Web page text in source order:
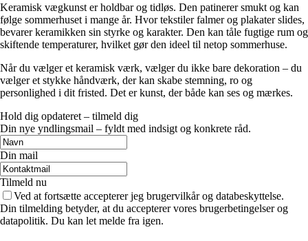
Keramisk vægkunst er holdbar og tidløs. Den patinerer smukt og kan
følge sommerhuset i mange år. Hvor tekstiler falmer og plakater slides,
bevarer keramikken sin styrke og karakter. Den kan tåle fugtige rum og
skiftende temperaturer, hvilket gør den ideel til netop sommerhuse.
Når du vælger et keramisk værk, vælger du ikke bare dekoration – du
vælger et stykke håndværk, der kan skabe stemning, ro og
personlighed i dit fristed. Det er kunst, der både kan ses og mærkes.
Hold dig opdateret – tilmeld dig
Din nye yndlingsmail – fyldt med indsigt og konkrete råd.
Din mail
Tilmeld nu
Ved at fortsætte accepterer jeg brugervilkår og databeskyttelse.
Din tilmelding betyder, at du accepterer vores brugerbetingelser og
datapolitik. Du kan let melde fra igen.